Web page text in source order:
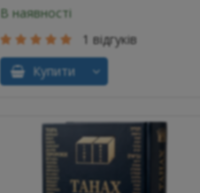
В наявності
1 відгуків
Купити